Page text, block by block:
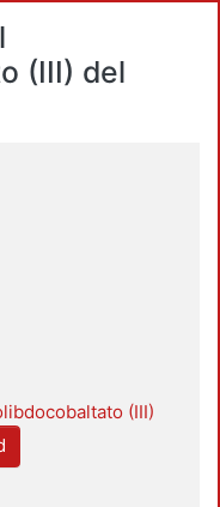
(III) del
(III)